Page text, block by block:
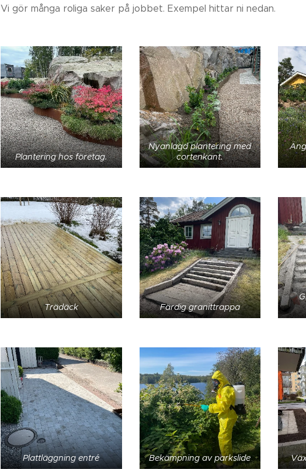
Vi gör många roliga saker på jobbet. Exempel hittar ni nedan.
Plantering hos företag.
Nyanlagd plantering med
cortenkant.
Trädäck Färdig granittrappa
Plattläggning entré Bekämpning av parkslide